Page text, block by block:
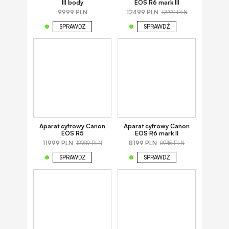
III body
9999 PLN
SPRAWDŹ
EOS R6 mark III
12499 PLN 12999 PLN
SPRAWDŹ
Aparat cyfrowy Canon
EOS R5
11999 PLN 12989 PLN
SPRAWDŹ
Aparat cyfrowy Canon
EOS R6 mark II
8199 PLN 8945 PLN
SPRAWDŹ